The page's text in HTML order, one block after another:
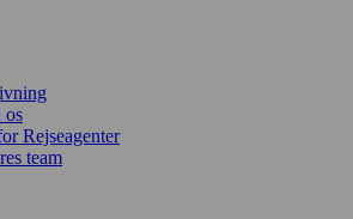
os
Rejseagenter
team